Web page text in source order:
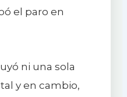
el paro en
ni una sola
y en cambio,